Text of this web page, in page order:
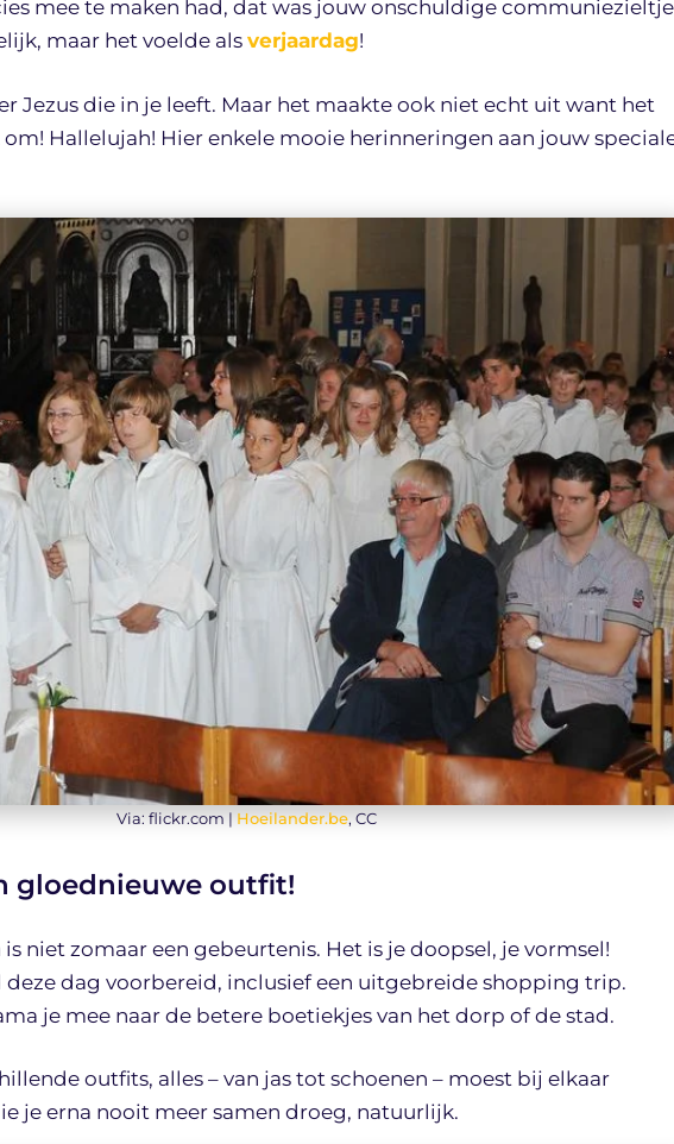
mee te maken had, dat was jouw onschuldige communiezieltje
maar het voelde als verjaardag!
Jezus die in je leeft. Maar het maakte ook niet echt uit want het
Hallelujah! Hier enkele mooie herinneringen aan jouw
Via: flickr.com | Hoeilander.be, CC
gloednieuwe outfit!
niet zomaar een gebeurtenis. Het is je doopsel, je vormsel!
deze dag voorbereid, inclusief een uitgebreide shopping trip.
je mee naar de betere boetiekjes van het dorp of de stad.
outfits, alles – van jas tot schoenen – moest bij elkaar
je erna nooit meer samen droeg, natuurlijk.